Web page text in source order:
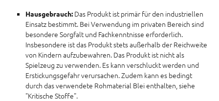
Hausgebrauch: Das Produkt ist primär für den industriellen
Einsatz bestimmt. Bei Verwendung im privaten Bereich sind
besondere Sorgfalt und Fachkenntnisse erforderlich.
Insbesondere ist das Produkt stets außerhalb der Reichweite
von Kindern aufzubewahren. Das Produkt ist nicht als
Spielzeug zu verwenden. Es kann verschluckt werden und
Erstickungsgefahr verursachen. Zudem kann es bedingt
durch das verwendete Rohmaterial Blei enthalten, siehe
"Kritische Stoffe".